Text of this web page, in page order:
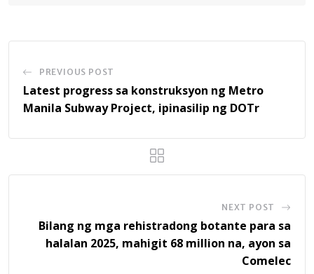
PREVIOUS POST
Latest progress sa konstruksyon ng Metro
Manila Subway Project, ipinasilip ng DOTr
NEXT POST
Bilang ng mga rehistradong botante para sa
halalan 2025, mahigit 68 million na, ayon sa
Comelec